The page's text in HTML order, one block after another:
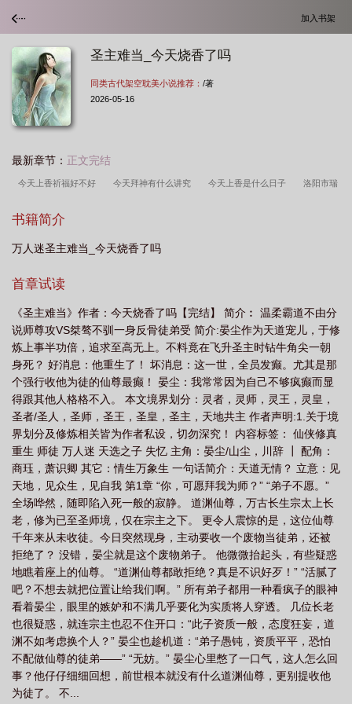
加入书架
圣主难当_今天烧香了吗
同类古代架空耽美小说推荐： /著
2026-05-16
最新章节： 正文完结
今天上香祈福好不好 今天拜神有什么讲究 今天上香是什么日子 洛阳市瑞
香时间是几点
什么菩萨生日呢 今天烧的香帮我解读一下
书籍简介
万人迷圣主难当_今天烧香了吗
首章试读
《圣主难当》作者：今天烧香了吗【完结】 简介︰ 温柔霸道不由分
说师尊攻VS桀骜不驯一身反骨徒弟受 简介:晏尘作为天道宠儿，于修
炼上事半功倍，追求至高无上。不料竟在飞升圣主时钻牛角尖一朝
身死？ 好消息：他重生了！ 坏消息：这一世，全员发癫。尤其是那
个强行收他为徒的仙尊最癫！ 晏尘：我常常因为自己不够疯癫而显
得跟其他人格格不入。 本文境界划分：灵者，灵师，灵王，灵皇，
圣者/圣人，圣师，圣王，圣皇，圣主，天地共主 作者声明:1.关于境
界划分及修炼相关皆为作者私设，切勿深究！ 内容标签： 仙侠修真
重生 师徒 万人迷 天选之子 失忆 主角：晏尘/山尘，川辞 ┃ 配角：
商珏，萧识卿 其它：情生万象生 一句话简介：天道无情？ 立意：见
天地，见众生，见自我 第1章 “你，可愿拜我为师？” “弟子不愿。”
全场哗然，随即陷入死一般的寂静。 道渊仙尊，万古长生宗太上长
老，修为已至圣师境，仅在宗主之下。 更令人震惊的是，这位仙尊
千年来从未收徒。今日突然现身，主动要收一个废物当徒弟，还被
拒绝了？ 没错，晏尘就是这个废物弟子。 他微微抬起头，有些疑惑
地瞧着座上的仙尊。 “道渊仙尊都敢拒绝？真是不识好歹！” “活腻了
吧？不想去就把位置让给我们啊。” 所有弟子都用一种看疯子的眼神
看着晏尘，眼里的嫉妒和不满几乎要化为实质将人穿透。 几位长老
也很疑惑，就连宗主也忍不住开口：“此子资质一般，态度狂妄，道
渊不如考虑换个人？” 晏尘也趁机道：“弟子愚钝，资质平平，恐怕
不配做仙尊的徒弟——” “无妨。” 晏尘心里憋了一口气，这人怎么回
事？他仔仔细细回想，前世根本就没有什么道渊仙尊，更别提收他
为徒了。 不...